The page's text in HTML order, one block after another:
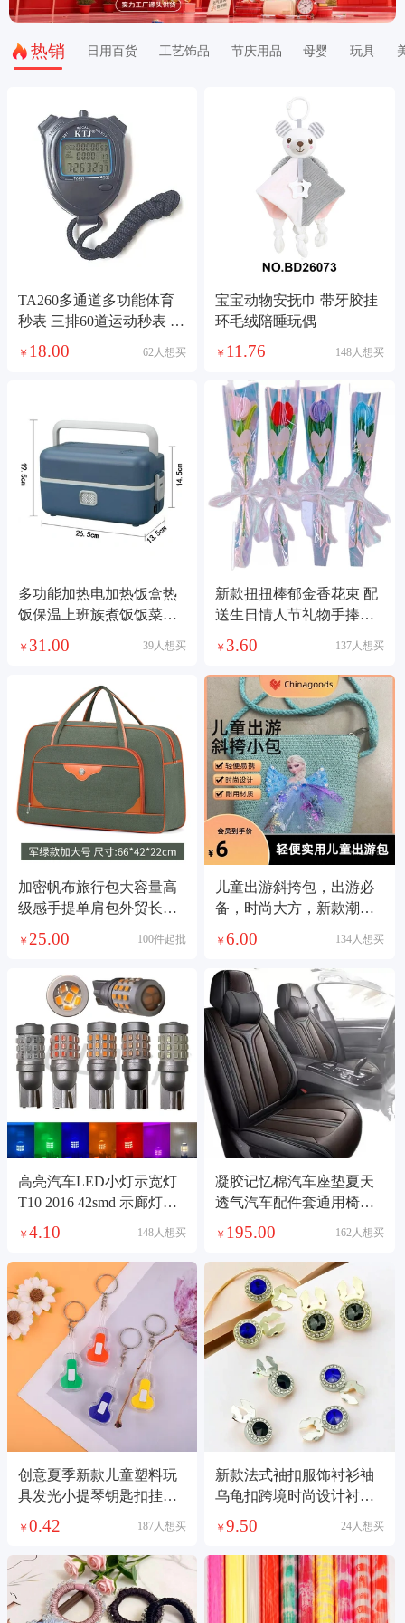
热销 日用百货 工艺饰品 节庆用品 母婴 玩具
TA260多通道多功能体育
秒表 三排60道运动秒表 裁
判计时秒表
￥ 18.00 62人想买
宝宝动物安抚巾 带牙胶挂
环毛绒陪睡玩偶
￥ 11.76 148人想买
多功能加热电加热饭盒热
饭保温上班族煮饭饭菜电
饭盒自热饭盒不锈钢餐具
￥ 31.00 39人想买
新款扭扭棒郁金香花束 配
送生日情人节礼物手捧花
￥ 3.60 137人想买
加密帆布旅行包大容量高
级感手提单肩包外贸长短
￥ 25.00 100件起批
儿童出游斜挎包，出游必
备，时尚大方，新款潮
购物袋
￥6.00 134人想买
高亮汽车LED小灯示宽灯
T10 2016 42smd 示廊灯牌
照灯阅读透镜
￥ 4.10 148人想买
凝胶记忆棉汽车座垫夏天
透气汽车配件套通用椅子
垫
￥ 195.00 162人想买
创意夏季新款儿童塑料玩
具发光小提琴钥匙扣挂件
上下开关铁扣链条
￥ 0.42 187人想买
新款法式袖扣服饰衬衫袖
乌龟扣跨境时尚设计衬衫
领口钮扣底托配件
￥9.50 24人想买